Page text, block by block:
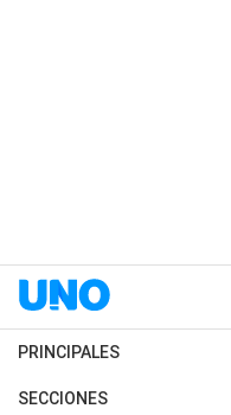
PRINCIPALES
Últimas Noticias
SECCIONES